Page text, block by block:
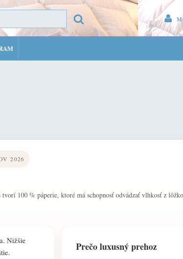
2026
100 % páperie, ktoré má schopnosť odvádzať vlhkosť z
Nižšie
Prečo luxusný prehoz